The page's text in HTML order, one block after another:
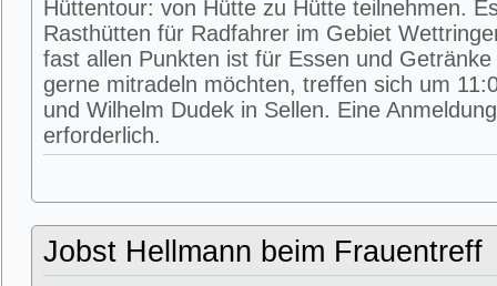
Hüttentour: von Hütte zu Hütte teilnehmen.
Rasthütten für Radfahrer im Gebiet
fast allen Punkten ist für Essen und
gerne mitradeln möchten, treffen sich um
und Wilhelm Dudek in Sellen. Eine
erforderlich.
Jobst Hellmann beim Frauentreff